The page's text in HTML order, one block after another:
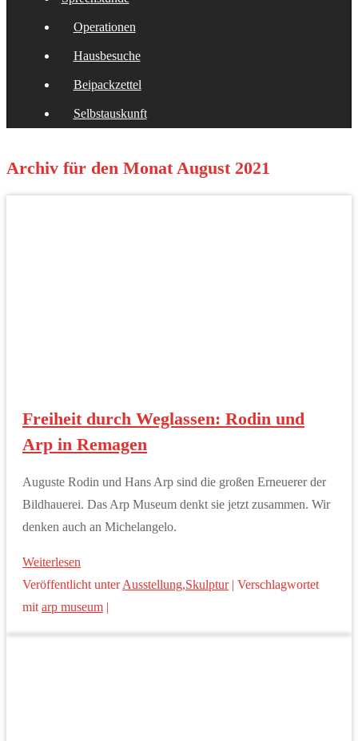
Operationen
Hausbesuche
Beipackzettel
Selbstauskunft
Archiv für den Monat August 2021
Freiheit durch Weglassen: Rodin und
Arp in Remagen
Auguste Rodin und Hans Arp sind die großen Erneuerer der
Bildhauerei. Das Arp Museum denkt sie jetzt zusammen. Wir
denken auch an Michelangelo.
Weiterlesen
Veröffentlicht unter Ausstellung,Skulptur| Verschlagwortet
mit arp museum |